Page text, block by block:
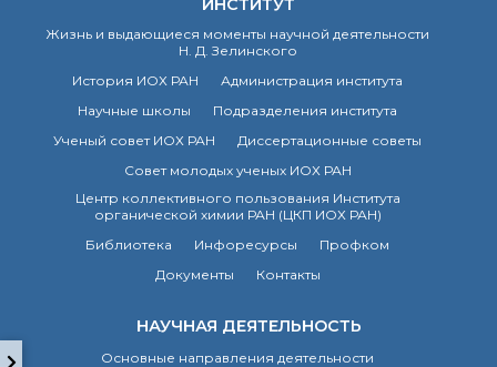
микроскопия
Награды сотрудников
ИОХ РАН
Мероприятия
Национальные
проекты России
Разработки
Крупный научный
ИНСТИТУТ
Жизнь и выдающиеся моменты научной деятельности
Н. Д. Зелинского
История ИОХ РАН
Администрация института
Научные школы
Подразделения института
Ученый совет ИОХ РАН
Диссертационные советы
Совет молодых ученых ИОХ РАН
Центр коллективного пользования Института
органической химии РАН (ЦКП ИОХ РАН)
Библиотека
Инфоресурсы
Профком
Документы
Контакты
НАУЧНАЯ ДЕЯТЕЛЬНОСТЬ
Основные направления деятельности